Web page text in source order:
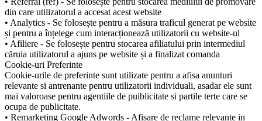
din care utilizatorul a accesat acest website
• Analytics - Se folosește pentru a măsura traficul generat pe website
și pentru a înțelege cum interacționează utilizatorii cu website-ul
• Afiliere - Se folosește pentru stocarea afiliatului prin intermediul
căruia utilizatorul a ajuns pe website și a finalizat comanda
Cookie-uri Preferinte
Cookie-urile de preferinte sunt utilizate pentru a afisa anunturi
relevante si antrenante pentru utilizatorii individuali, asadar ele sunt
mai valoroase pentru agentiile de puiblicitate si partile terte care se
ocupa de publicitate.
• Remarketing Google Adwords - Afisare de reclame relevante in